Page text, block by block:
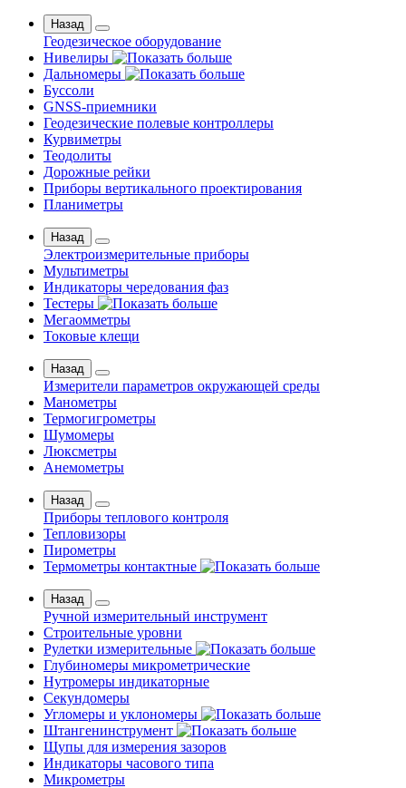
Назад
Геодезическое оборудование
Нивелиры
Дальномеры
Буссоли
GNSS-приемники
Геодезические полевые контроллеры
Курвиметры
Теодолиты
Дорожные рейки
Приборы вертикального проектирования
Планиметры
Назад
Электроизмерительные приборы
Мультиметры
Индикаторы чередования фаз
Тестеры
Мегаомметры
Токовые клещи
Назад
Измерители параметров окружающей среды
Манометры
Термогигрометры
Шумомеры
Люксметры
Анемометры
Назад
Приборы теплового контроля
Тепловизоры
Пирометры
Термометры контактные
Назад
Ручной измерительный инструмент
Строительные уровни
Рулетки измерительные
Глубиномеры микрометрические
Нутромеры индикаторные
Секундомеры
Угломеры и уклономеры
Штангенинструмент
Щупы для измерения зазоров
Индикаторы часового типа
Микрометры